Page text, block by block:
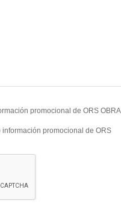
promocional de ORS OBRA
promocional de ORS